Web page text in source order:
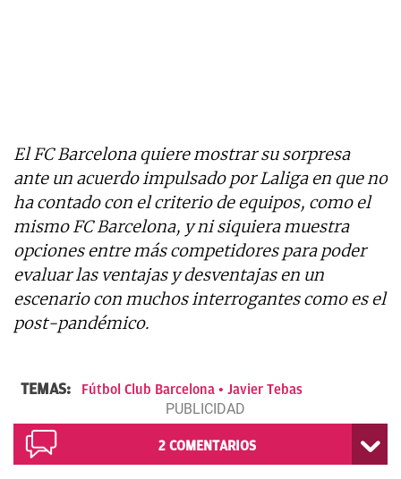
El FC Barcelona quiere mostrar su sorpresa
ante un acuerdo impulsado por Laliga en que no
ha contado con el criterio de equipos, como el
mismo FC Barcelona, ​​y ni siquiera muestra
opciones entre más competidores para poder
evaluar las ventajas y desventajas en un
escenario con muchos interrogantes como es el
post-pandémico.
TEMAS: Fútbol Club Barcelona Javier Tebas
2 COMENTARIOS